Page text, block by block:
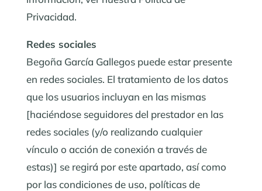
Privacidad.
Redes sociales
Begoña García Gallegos puede estar presente
en redes sociales. El tratamiento de los datos
que los usuarios incluyan en las mismas
[haciéndose seguidores del prestador en las
redes sociales (y/o realizando cualquier
vínculo o acción de conexión a través de
estas)] se regirá por este apartado, así como
por las condiciones de uso, políticas de